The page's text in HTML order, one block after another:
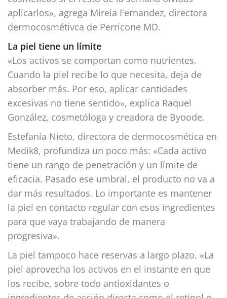
aplicarlos», agrega Mireia Fernandez, directora
dermocosmétivca de Perricone MD.
La piel tiene un límite
«Los activos se comportan como nutrientes.
Cuando la piel recibe lo que necesita, deja de
absorber más. Por eso, aplicar cantidades
excesivas no tiene sentido», explica Raquel
González, cosmetóloga y creadora de Byoode.
Estefanía Nieto, directora de dermocosmética en
Medik8, profundiza un poco más: «Cada activo
tiene un rango de penetración y un límite de
eficacia. Pasado ese umbral, el producto no va a
dar más resultados. Lo importante es mantener
la piel en contacto regular con esos ingredientes
para que vaya trabajando de manera
progresiva».
La piel tampoco hace reservas a largo plazo. «La
piel aprovecha los activos en el instante en que
los recibe, sobre todo antioxidantes o